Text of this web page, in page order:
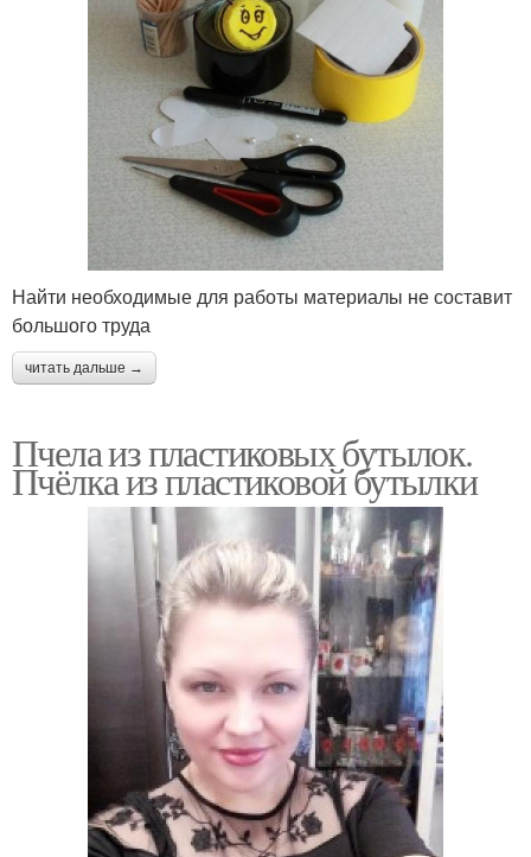
Найти необходимые для работы материалы не составит
большого труда
читать дальше →
Пчела из пластиковых бутылок.
Пчёлка из пластиковой бутылки